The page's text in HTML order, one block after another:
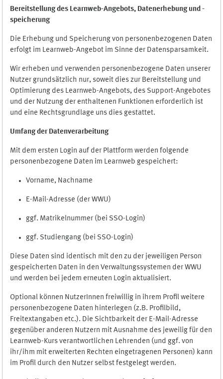
Bereitstellung des Learnweb-Angebots, Datenerhebung und -
speicherung
Die Erhebung und Speicherung von personenbezogenen Daten
erfolgt im Learnweb-Angebot im Sinne der Datensparsamkeit.
Wir erheben und verwenden personenbezogene Daten unserer
Nutzer grundsätzlich nur, soweit dies zur Bereitstellung und
Optimierung des Learnweb-Angebots, des Support-Angebotes
und der Nutzung der enthaltenen Funktionen erforderlich ist
und eine Rechtsgrundlage uns dies gestattet.
Umfang der Datenverarbeitung
Mit dem ersten Login auf der Plattform werden folgende
personenbezogene Daten im Learnweb gespeichert:
Vorname, Nachname
E-Mail-Adresse (der WWU)
ggf. Matrikelnummer (bei SSO-Login)
ggf. Studiengang (bei SSO-Login)
Diese Daten sind identisch mit den zu der jeweiligen Person
gespeicherten Daten in den Verwaltungssystemen der WWU
und werden bei jedem erneuten Login aktualisiert.
Optional können NutzerInnen freiwillig in ihrem Profil weitere
personenbezogene Daten hinterlegen (z.B. Profilbild,
Freitextangaben etc.). Die Sichtbarkeit der E-Mail-Adresse
gegenüber anderen Nutzern mit Ausnahme des jeweilig für den
Learnweb-Kurs verantwortlichen Lehrenden (und ggf. von
ihr/ihm mit erweiterten Rechten eingetragenen Personen) kann
im Profil durch den Nutzer selbst festgelegt werden.